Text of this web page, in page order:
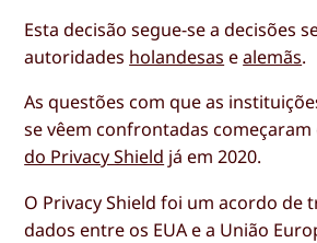
Esta decisão segue-se a decisões
autoridades holandesas ealemãs.
As questões com que as
se vêem confrontadas começaram
do Privacy Shield já em 2020.
O Privacy Shield foi um acordo de
dados entre os EUA e a União